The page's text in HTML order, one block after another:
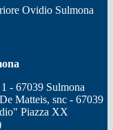
Ovidio Sulmona
- 67039 Sulmona
Matteis, snc - 67039
Piazza XX